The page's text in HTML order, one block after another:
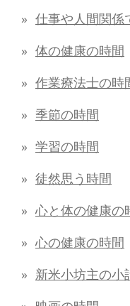
仕事や人間関係
体の健康の時間
作業療法士の時
季節の時間
学習の時間
徒然思う時間
心と体の健康の
心の健康の時間
新米小坊主の小